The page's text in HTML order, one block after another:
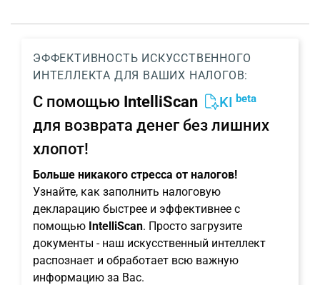
ЭФФЕКТИВНОСТЬ ИСКУССТВЕННОГО
ИНТЕЛЛЕКТА ДЛЯ ВАШИХ НАЛОГОВ:
С помощью IntelliScan KI beta
для возврата денег без лишних
хлопот!
Больше никакого стресса от налогов!
Узнайте, как заполнить налоговую
декларацию быстрее и эффективнее с
помощью IntelliScan. Просто загрузите
документы - наш искусственный интеллект
распознает и обработает всю важную
информацию за Вас.